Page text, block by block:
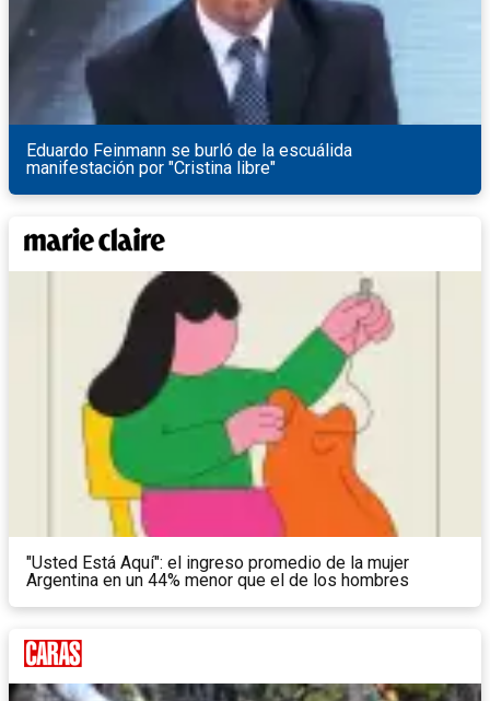
Eduardo Feinmann se burló de la escuálida
manifestación por "Cristina libre"
"Usted Está Aquí": el ingreso promedio de la mujer
Argentina en un 44% menor que el de los hombres